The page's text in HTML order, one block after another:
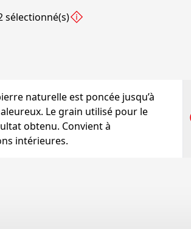
sélectionné(s)
naturelle est poncée jusqu’à
Le grain utilisé pour le
obtenu. Convient à
intérieures.